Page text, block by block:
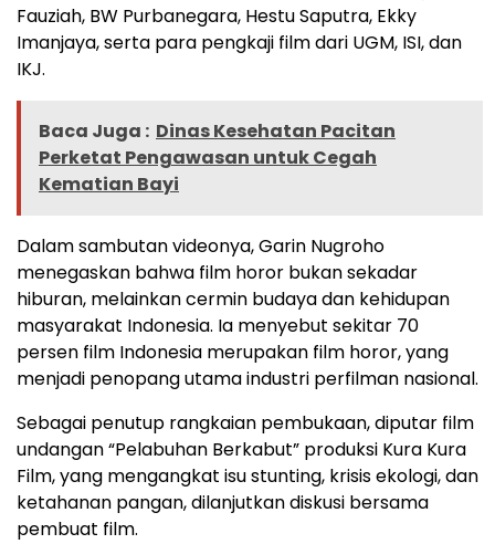
Fauziah, BW Purbanegara, Hestu Saputra, Ekky
Imanjaya, serta para pengkaji film dari UGM, ISI, dan
IKJ.
Baca Juga : Dinas Kesehatan Pacitan
Perketat Pengawasan untuk Cegah
Kematian Bayi
Dalam sambutan videonya, Garin Nugroho
menegaskan bahwa film horor bukan sekadar
hiburan, melainkan cermin budaya dan kehidupan
masyarakat Indonesia. Ia menyebut sekitar 70
persen film Indonesia merupakan film horor, yang
menjadi penopang utama industri perfilman nasional.
Sebagai penutup rangkaian pembukaan, diputar film
undangan “Pelabuhan Berkabut” produksi Kura Kura
Film, yang mengangkat isu stunting, krisis ekologi, dan
ketahanan pangan, dilanjutkan diskusi bersama
pembuat film.